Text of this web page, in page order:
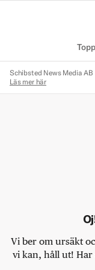
Schibsted News Media
Läs mer här
Vi ber om ursäkt
vi kan, håll ut!